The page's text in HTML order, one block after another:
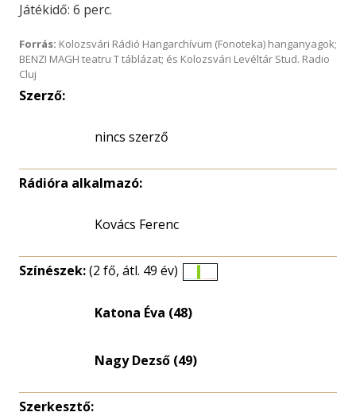
Játékidő: 6 perc.
Forrás: Kolozsvári Rádió Hangarchívum (Fonoteka) hanganyagok;
BENZI MAGH teatru T táblázat; és Kolozsvári Levéltár Stud. Radio
Cluj
Szerző:
nincs szerző
Rádióra alkalmazó:
Kovács Ferenc
Színészek:(2 fő, átl. 49 év)
Katona Éva (48)
Nagy Dezső (49)
Szerkesztő: